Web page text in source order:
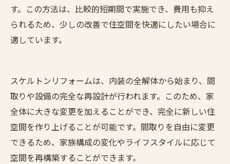
す。この方法は、比較的短期間で実施でき、費用も抑え
られるため、少しの改善で住空間を快適にしたい場合に
適しています。
スケルトンリフォームは、内装の全解体から始まり、間
取りや設備の完全な再設計が行われます。このため、家
全体に大きな変更を加えることができ、完全に新しい住
空間を作り上げることが可能です。間取りを自由に変更
できるため、家族構成の変化やライフスタイルに応じて
空間を再構築することができます。